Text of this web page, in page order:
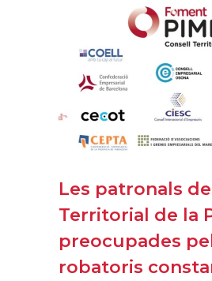
Les patronals
Territorial de la
preocupades
robatoris